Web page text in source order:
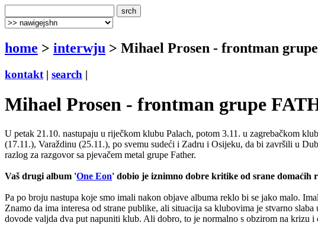
home > interwju > Mihael Prosen - frontman
kontakt | search |
Mihael Prosen - frontman grupe
U petak 21.10. nastupaju u riječkom klubu Palach, potom 3.11. u zagrebačkom
(17.11.), Varaždinu (25.11.), po svemu sudeći i Zadru i Osijeku, da bi završili u
razlog za razgovor sa pjevačem metal grupe Father.
Vaš drugi album 'One Eon' dobio je iznimno dobre kritike od srane
Pa po broju nastupa koje smo imali nakon objave albuma reklo bi se jako malo.
Znamo da ima interesa od strane publike, ali situacija sa klubovima je stvarno
dovode valjda dva put napuniti klub. Ali dobro, to je normalno s obzirom na krizu